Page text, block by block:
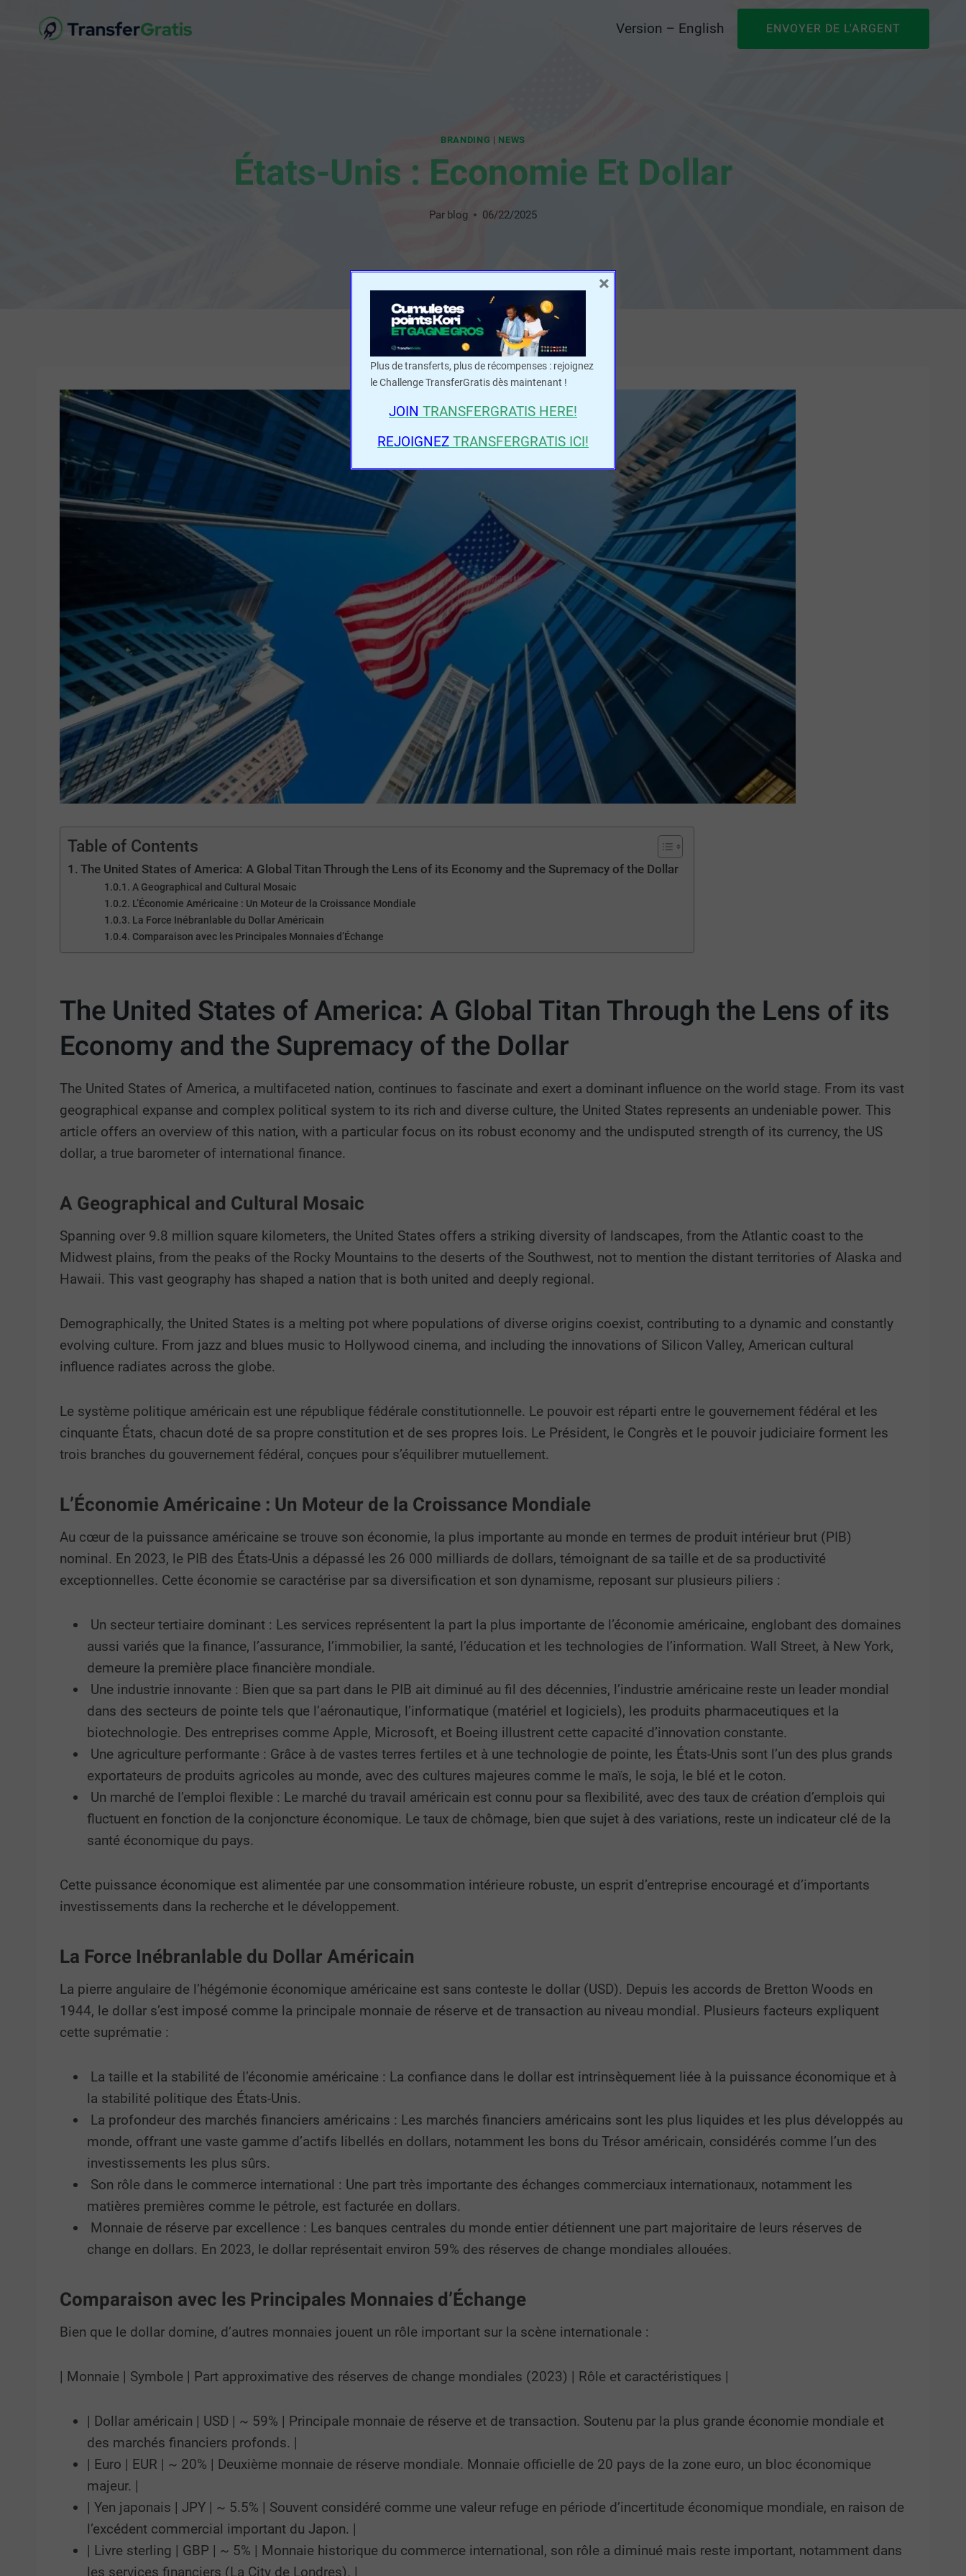
Version – English ENVOYER DE L'ARGENT
BRANDING | NEWS
États-Unis : Economie Et Dollar
Par blog 06/22/2025
Table of Contents
The United States of America: A Global Titan Through the Lens of its Economy and the Supremacy of the Dollar
A Geographical and Cultural Mosaic
L’Économie Américaine : Un Moteur de la Croissance Mondiale
La Force Inébranlable du Dollar Américain
Comparaison avec les Principales Monnaies d’Échange
The United States of America: A Global Titan Through the Lens of its
Economy and the Supremacy of the Dollar
The United States of America, a multifaceted nation, continues to fascinate and exert a dominant influence on the world stage. From its vast
geographical expanse and complex political system to its rich and diverse culture, the United States represents an undeniable power. This
article offers an overview of this nation, with a particular focus on its robust economy and the undisputed strength of its currency, the US
dollar, a true barometer of international finance.
A Geographical and Cultural Mosaic
Spanning over 9.8 million square kilometers, the United States offers a striking diversity of landscapes, from the Atlantic coast to the
Midwest plains, from the peaks of the Rocky Mountains to the deserts of the Southwest, not to mention the distant territories of Alaska and
Hawaii. This vast geography has shaped a nation that is both united and deeply regional.
Demographically, the United States is a melting pot where populations of diverse origins coexist, contributing to a dynamic and constantly
evolving culture. From jazz and blues music to Hollywood cinema, and including the innovations of Silicon Valley, American cultural
influence radiates across the globe.
Le système politique américain est une république fédérale constitutionnelle. Le pouvoir est réparti entre le gouvernement fédéral et les
cinquante États, chacun doté de sa propre constitution et de ses propres lois. Le Président, le Congrès et le pouvoir judiciaire forment les
trois branches du gouvernement fédéral, conçues pour s’équilibrer mutuellement.
L’Économie Américaine : Un Moteur de la Croissance Mondiale
Au cœur de la puissance américaine se trouve son économie, la plus importante au monde en termes de produit intérieur brut (PIB)
nominal. En 2023, le PIB des États-Unis a dépassé les 26 000 milliards de dollars, témoignant de sa taille et de sa productivité
exceptionnelles. Cette économie se caractérise par sa diversification et son dynamisme, reposant sur plusieurs piliers :
Un secteur tertiaire dominant : Les services représentent la part la plus importante de l’économie américaine, englobant des domaines
aussi variés que la finance, l’assurance, l’immobilier, la santé, l’éducation et les technologies de l’information. Wall Street, à New York,
demeure la première place financière mondiale.
Une industrie innovante : Bien que sa part dans le PIB ait diminué au fil des décennies, l’industrie américaine reste un leader mondial
dans des secteurs de pointe tels que l’aéronautique, l’informatique (matériel et logiciels), les produits pharmaceutiques et la
biotechnologie. Des entreprises comme Apple, Microsoft, et Boeing illustrent cette capacité d’innovation constante.
Une agriculture performante : Grâce à de vastes terres fertiles et à une technologie de pointe, les États-Unis sont l’un des plus grands
exportateurs de produits agricoles au monde, avec des cultures majeures comme le maïs, le soja, le blé et le coton.
Un marché de l’emploi flexible : Le marché du travail américain est connu pour sa flexibilité, avec des taux de création d’emplois qui
fluctuent en fonction de la conjoncture économique. Le taux de chômage, bien que sujet à des variations, reste un indicateur clé de la
santé économique du pays.
Cette puissance économique est alimentée par une consommation intérieure robuste, un esprit d’entreprise encouragé et d’importants
investissements dans la recherche et le développement.
La Force Inébranlable du Dollar Américain
La pierre angulaire de l’hégémonie économique américaine est sans conteste le dollar (USD). Depuis les accords de Bretton Woods en
1944, le dollar s’est imposé comme la principale monnaie de réserve et de transaction au niveau mondial. Plusieurs facteurs expliquent
cette suprématie :
La taille et la stabilité de l’économie américaine : La confiance dans le dollar est intrinsèquement liée à la puissance économique et à
la stabilité politique des États-Unis.
La profondeur des marchés financiers américains : Les marchés financiers américains sont les plus liquides et les plus développés au
monde, offrant une vaste gamme d’actifs libellés en dollars, notamment les bons du Trésor américain, considérés comme l’un des
investissements les plus sûrs.
Son rôle dans le commerce international : Une part très importante des échanges commerciaux internationaux, notamment les
matières premières comme le pétrole, est facturée en dollars.
Monnaie de réserve par excellence : Les banques centrales du monde entier détiennent une part majoritaire de leurs réserves de
change en dollars. En 2023, le dollar représentait environ 59% des réserves de change mondiales allouées.
Comparaison avec les Principales Monnaies d’Échange
Bien que le dollar domine, d’autres monnaies jouent un rôle important sur la scène internationale :
| Monnaie | Symbole | Part approximative des réserves de change mondiales (2023) | Rôle et caractéristiques |
| Dollar américain | USD | ~ 59% | Principale monnaie de réserve et de transaction. Soutenu par la plus grande économie mondiale et
des marchés financiers profonds. |
| Euro | EUR | ~ 20% | Deuxième monnaie de réserve mondiale. Monnaie officielle de 20 pays de la zone euro, un bloc économique
majeur. |
| Yen japonais | JPY | ~ 5.5% | Souvent considéré comme une valeur refuge en période d’incertitude économique mondiale, en raison de
l’excédent commercial important du Japon. |
| Livre sterling | GBP | ~ 5% | Monnaie historique du commerce international, son rôle a diminué mais reste important, notamment dans
les services financiers (La City de Londres). |
Plus de transferts, plus de récompenses : rejoignez
le Challenge TransferGratis dès maintenant !
JOIN TRANSFERGRATIS HERE!
REJOIGNEZ TRANSFERGRATIS ICI!
×